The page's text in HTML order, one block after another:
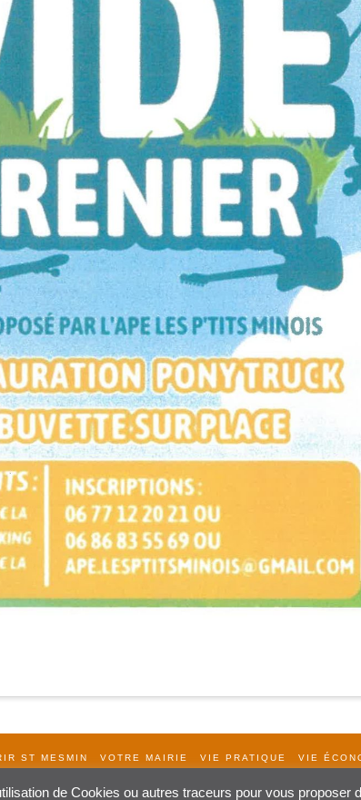
ST MESMIN VOTRE MAIRIE VIE PRATIQUE VIE
Création Procom Probureau
de Cookies ou autres traceurs pour vous